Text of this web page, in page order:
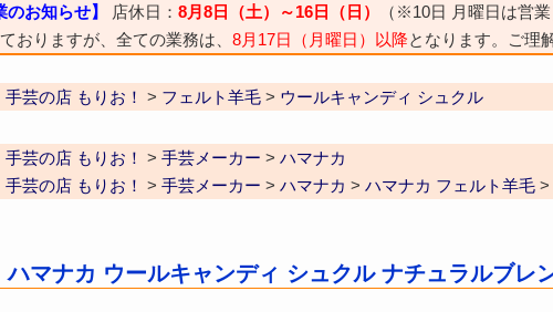
のお知らせ】 店休日： 8月8日（土）～16日（日） （※10日 月曜日は営
おりますが、全ての業務は、 8月17日（月曜日）以降となります。ご理
手芸の店 もりお！ > フェルト羊毛 > ウールキャンディ シュクル
手芸の店 もりお！ > 手芸メーカー > ハマナカ
手芸の店 もりお！ > 手芸メーカー > ハマナカ > ハマナカ フェルト羊毛 >
ハマナカ ウールキャンディ シュクル ナチュラルブレ